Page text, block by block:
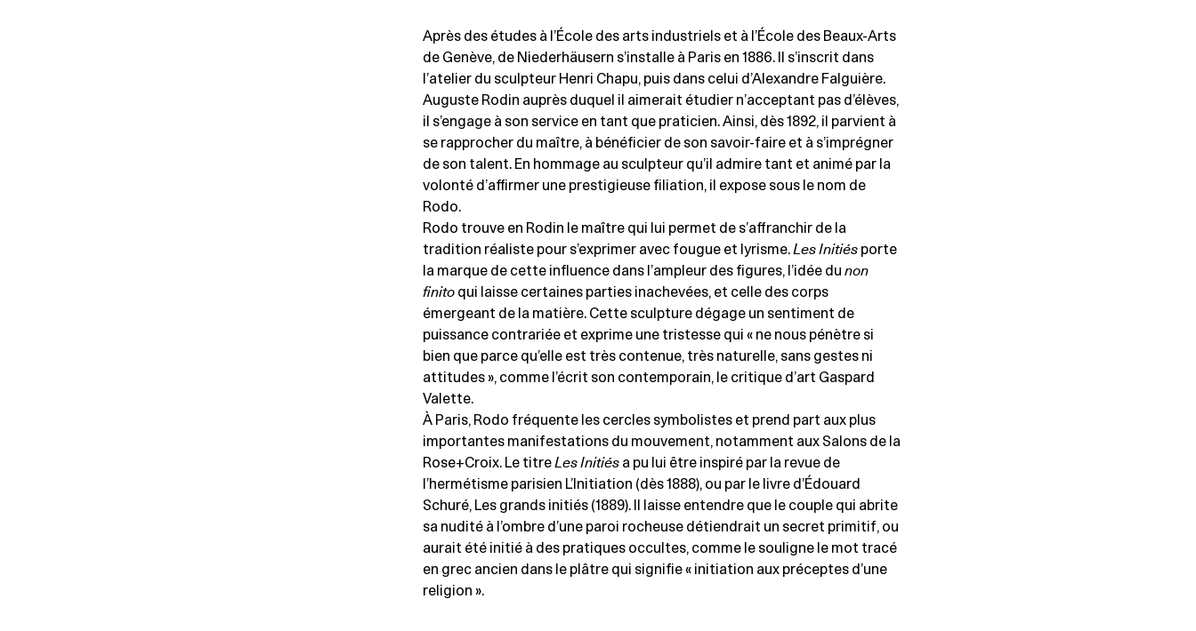
Après des études à l’École des arts industriels et à l’École des Beaux-Arts
de Genève, de Niederhäusern s’installe à Paris en 1886. Il s’inscrit dans
l’atelier du sculpteur Henri Chapu, puis dans celui d’Alexandre Falguière.
Auguste Rodin auprès duquel il aimerait étudier n’acceptant pas d’élèves,
il s’engage à son service en tant que praticien. Ainsi, dès 1892, il parvient à
se rapprocher du maître, à bénéficier de son savoir-faire et à s’imprégner
de son talent. En hommage au sculpteur qu’il admire tant et animé par la
volonté d’affirmer une prestigieuse filiation, il expose sous le nom de
Rodo.
Rodo trouve en Rodin le maître qui lui permet de s’affranchir de la
tradition réaliste pour s’exprimer avec fougue et lyrisme.Les Initiésporte
la marque de cette influence dans l’ampleur des figures, l’idée du non
finitoqui laisse certaines parties inachevées, et celle des corps
émergeant de la matière. Cette sculpture dégage un sentiment de
puissance contrariée et exprime une tristesse qui « ne nous pénètre si
bien que parce qu’elle est très contenue, très naturelle, sans gestes ni
attitudes », comme l’écrit son contemporain, le critique d’art Gaspard
Valette.
À Paris, Rodo fréquente les cercles symbolistes et prend part aux plus
importantes manifestations du mouvement, notamment aux Salons de la
Rose+Croix. Le titreLes Initiésa pu lui être inspiré par la revue de
l’hermétisme parisien L’Initiation (dès 1888), ou par le livre d’Édouard
Schuré, Les grands initiés (1889). Il laisse entendre que le couple qui abrite
sa nudité à l’ombre d’une paroi rocheuse détiendrait un secret primitif, ou
aurait été initié à des pratiques occultes, comme le souligne le mot tracé
en grec ancien dans le plâtre qui signifie « initiation aux préceptes d’une
religion ».